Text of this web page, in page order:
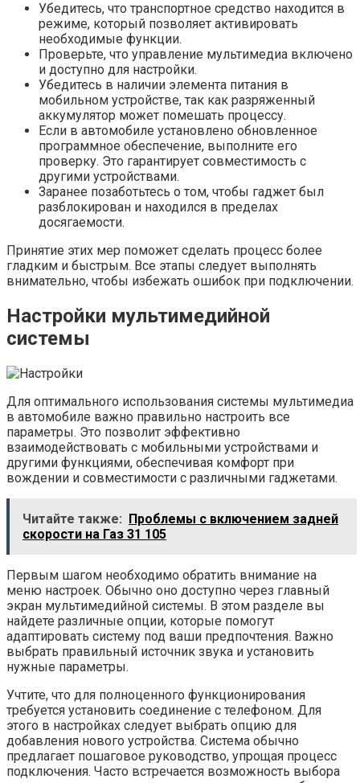
Убедитесь, что транспортное средство находится в
режиме, который позволяет активировать
необходимые функции.
Проверьте, что управление мультимедиа включено
и доступно для настройки.
Убедитесь в наличии элемента питания в
мобильном устройстве, так как разряженный
аккумулятор может помешать процессу.
Если в автомобиле установлено обновленное
программное обеспечение, выполните его
проверку. Это гарантирует совместимость с
другими устройствами.
Заранее позаботьтесь о том, чтобы гаджет был
разблокирован и находился в пределах
досягаемости.
Принятие этих мер поможет сделать процесс более
гладким и быстрым. Все этапы следует выполнять
внимательно, чтобы избежать ошибок при подключении.
Настройки мультимедийной
системы
Для оптимального использования системы мультимедиа
в автомобиле важно правильно настроить все
параметры. Это позволит эффективно
взаимодействовать с мобильными устройствами и
другими функциями, обеспечивая комфорт при
вождении и совместимости с различными гаджетами.
Читайте также:
Проблемы с включением задней
скорости на Газ 31 105
Первым шагом необходимо обратить внимание на
меню настроек. Обычно оно доступно через главный
экран мультимедийной системы. В этом разделе вы
найдете различные опции, которые помогут
адаптировать систему под ваши предпочтения. Важно
выбрать правильный источник звука и установить
нужные параметры.
Учтите, что для полноценного функционирования
требуется установить соединение с телефоном. Для
этого в настройках следует выбрать опцию для
добавления нового устройства. Система обычно
предлагает пошаговое руководство, упрощая процесс
подключения. Часто встречается возможность выбора